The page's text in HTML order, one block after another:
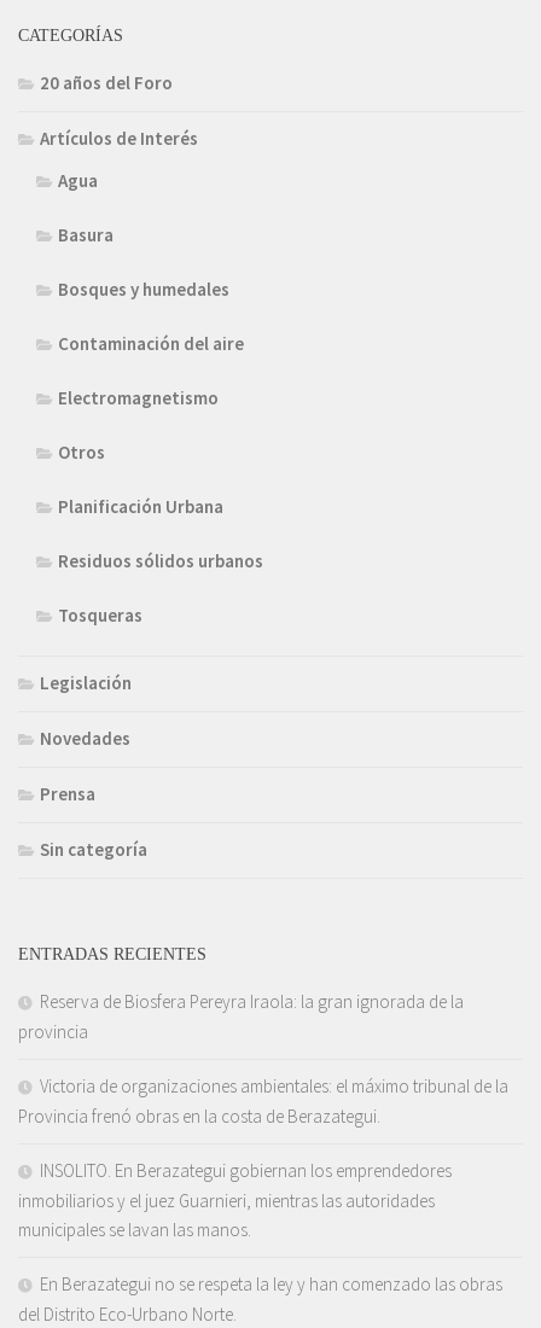
CATEGORÍAS
20 años del Foro
Artículos de Interés
Agua
Basura
Bosques y humedales
Contaminación del aire
Electromagnetismo
Otros
Planificación Urbana
Residuos sólidos urbanos
Tosqueras
Legislación
Novedades
Prensa
Sin categoría
ENTRADAS RECIENTES
Reserva de Biosfera Pereyra Iraola: la gran ignorada de la
provincia
Victoria de organizaciones ambientales: el máximo tribunal de la
Provincia frenó obras en la costa de Berazategui.
INSOLITO. En Berazategui gobiernan los emprendedores
inmobiliarios y el juez Guarnieri, mientras las autoridades
municipales se lavan las manos.
En Berazategui no se respeta la ley y han comenzado las obras
del Distrito Eco-Urbano Norte.